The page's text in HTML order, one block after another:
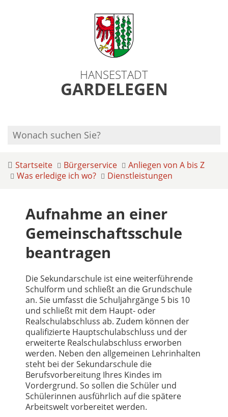
HANSESTADT
GARDELEGEN
Startseite Bürgerservice
Anliegen von A bis Z
Was erledige ich wo?
Dienstleistungen
Aufnahme an einer
Gemeinschaftsschule
beantragen
Die Sekundarschule ist eine weiterführende
Schulform und schließt an die Grundschule
an. Sie umfasst die Schuljahrgänge 5 bis 10
und schließt mit dem Haupt- oder
Realschulabschluss ab. Zudem können der
qualifizierte Hauptschulabschluss und der
erweiterte Realschulabschluss erworben
werden. Neben den allgemeinen Lehrinhalten
steht bei der Sekundarschule die
Berufsvorbereitung Ihres Kindes im
Vordergrund. So sollen die Schüler und
Schülerinnen ausführlich auf die spätere
Arbeitswelt vorbereitet werden.